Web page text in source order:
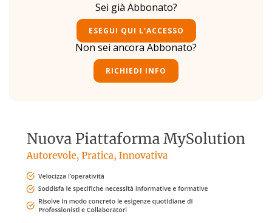
Sei già Abbonato?
ESEGUI QUI L'ACCESSO
Non sei ancora Abbonato?
RICHIEDI INFO